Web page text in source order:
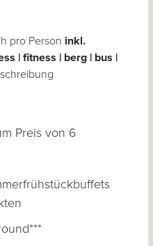
pro Person inkl.
| fitness | berg | bus |
Preis von 6